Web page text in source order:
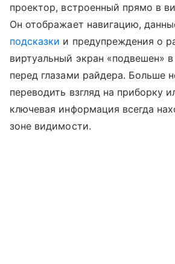
проектор, встроенный прямо в
Он отображает навигацию,
подсказки и предупреждения о
виртуальный экран «подвешен»
перед глазами райдера. Больше
переводить взгляд на приборку
ключевая информация всегда
зоне видимости.